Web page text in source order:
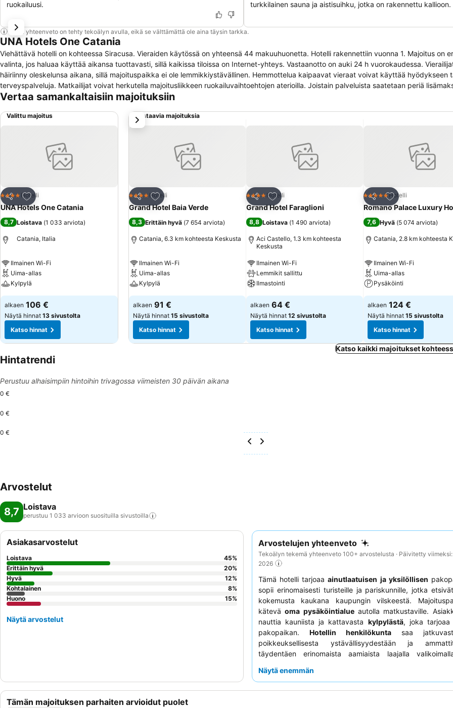
ruokailuusi.
turkkilainen sauna ja aistisuihku, jotka on rakennettu kallioon.
Tämä yhteenveto on tehty tekoälyn avulla, eikä se välttämättä ole aina täysin tarkka.
UNA Hotels One Catania
Viehättävä hotelli on kohteessa Siracusa. Vieraiden käytössä on yhteensä 44 makuuhuonetta. Hotelli rakennettiin vuonna 1. Majoitus on
valinta, jos haluaa käyttää aikansa tuottavasti, sillä kaikissa tiloissa on Internet-yhteys. Vastaanotto on auki 24 h vuorokaudessa.
häiriinny oleskelunsa aikana, sillä majoituspaikka ei ole lemmikkiystävällinen. Hemmottelua kaipaavat vieraat voivat käyttää hyödykseen
terveyspalveluja. Matkailijat voivat herkutella majoitusliikkeen ruokailuvaihtoehtojen aterioilla. Joistain palveluista saatetaan periä
Vertaa samankaltaisiin majoituksiin
Valittu majoitus
Jaa
Lisää suosikkeihin
4 Tähtiluokitus
Hotelli
UNA Hotels One Catania
8,7 Loistava (1 033 arviota)
Catania, Italia
Ilmainen Wi-Fi
Uima-allas
Kylpylä
alkaen 106 €
Näytä hinnat 13 sivustolta
Katso hinnat
Vastaavia majoituksia
Jaa
Lisää suosikkeihin
4 Tähtiluokitus
Hotelli
Grand Hotel Baia Verde
8,3 Erittäin hyvä (7 654 arviota)
Catania, 6.3 km kohteesta Keskusta
Ilmainen Wi-Fi
Uima-allas
Kylpylä
alkaen 91 €
Näytä hinnat 15 sivustolta
Katso hinnat
Jaa
Lisää suosikkeihin
4 Tähtiluokitus
Hotelli
Grand Hotel Faraglioni
8,8 Loistava (1 490 arviota)
Aci Castello, 1.3 km kohteesta
Keskusta
Ilmainen Wi-Fi
Lemmikit sallittu
Ilmastointi
alkaen 64 €
Näytä hinnat 12 sivustolta
Katso hinnat
Jaa
Lisää suosikkeihin
5 Tähtiluokitus
Hotelli
Romano Palace Luxury
7,6 Hyvä (5 074 arviota)
Catania, 2.8 km kohteesta
Ilmainen Wi-Fi
Uima-allas
Pysäköinti
alkaen 124 €
Näytä hinnat 15 sivustolta
Katso hinnat
seuraava
Katso kaikki majoitukset
Hintatrendi
Perustuu alhaisimpiin hintoihin trivagossa viimeisten 30 päivän aikana
0 €
0 €
0 €
Arvostelut
8,7 Loistava
perustuu 1 033 arvioon suosituilla sivustoilla
Arvostelujen yhteenveto
Tekoälyn tekemä yhteenveto 100+ arvostelusta · Päivitetty
2026
Tämä hotelli tarjoaaainutlaatuisen ja yksilöllisen
sopii erinomaisesti turisteille ja pariskunnille, jotka
kokemusta kaukana kaupungin vilskeestä.
käteväoma pysäköintialueautolla matkustaville.
nauttia kauniista ja kattavasta kylpylästä, joka tarjoaa
pakopaikan. Hotellin henkilökunta saa
poikkeuksellisesta ystävällisyydestään ja
täydentäen erinomaista aamiaista laajalla
kattoterassia, joka hurmaa houkuttelevalla muotoilullaan ja
Näytä enemmän
Tämän majoituksen parhaiten arvioidut puolet
Asiakasarvostelut
Loistava 45%
Erittäin hyvä
20%
Hyvä
12%
Kohtalainen
8%
Huono
15%
Näytä arvostelut